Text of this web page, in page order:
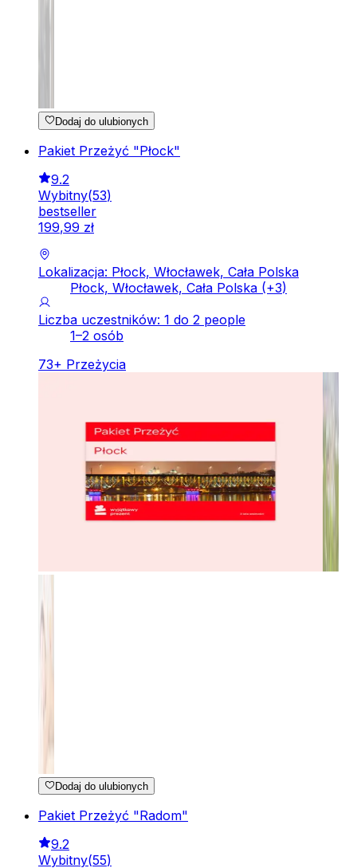
Dodaj do ulubionych
Pakiet Przeżyć "Płock"
9.2
Wybitny(53)
bestseller
199,99 zł
Lokalizacja: Płock, Włocławek, Cała Polska
Płock, Włocławek, Cała Polska (+3)
Liczba uczestników: 1 do 2 people
1–2 osób
73+ Przeżycia
Dodaj do ulubionych
Pakiet Przeżyć "Radom"
9.2
Wybitny(55)